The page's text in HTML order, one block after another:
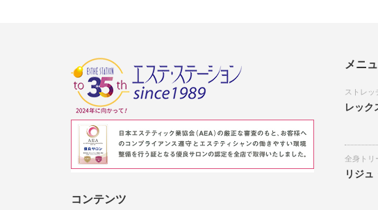
コンテンツ
メニ
ストレッ
レック
全身トリ
リジュ